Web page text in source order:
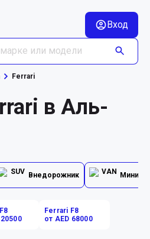
Вход
Ferrari
в Аль-
Внедорожник
Ferrari F8
от AED 68000